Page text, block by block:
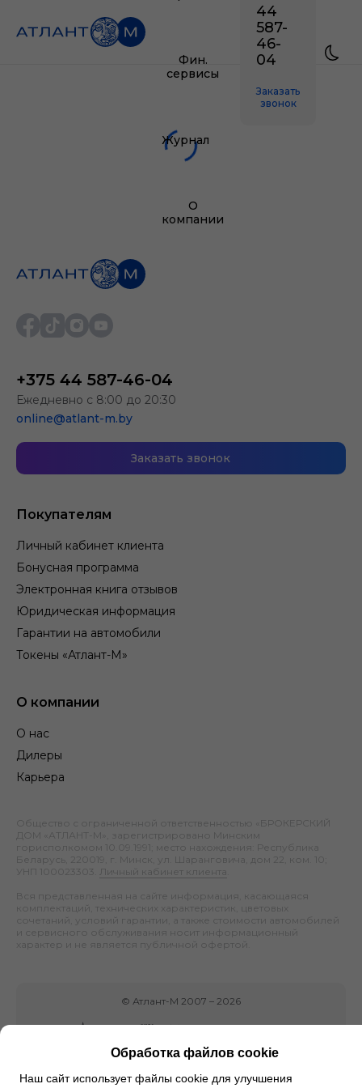
Фин.
сервисы
Журнал
О
компании
44
587-
46-
04
Заказать
звонок
Покупателям
Личный кабинет клиента
Бонусная программа
Электронная книга отзывов
Юридическая информация
Гарантии на автомобили
Токены «Атлант-М»
О компании
О нас
Дилеры
Карьера
+375 44 587-46-04
Ежедневно с 8:00 до 20:30
online@atlant-m.by
Заказать звонок
Общество с ограниченной ответственностью «БРОКЕРСКИЙ
ДОМ «АТЛАНТ-М», зарегистрировано Минским
горисполкомом 10.09.1991; место нахождения: Республика
Беларусь, 220019, г. Минск, ул. Шаранговича, дом 22, ком. 10;
УНП 100023303.
Личный кабинет клиента
Вся представленная на сайте информация, касающаяся
комплектаций, технических характеристик, цветовых
сочетаний, условий гарантии, а также стоимости автомобилей
и сервисного обслуживания носит информационный
характер и не является публичной офертой.
© Атлант-М 2007 – 2026
Обработка файлов cookie
Наш сайт использует файлы cookie для улучшения